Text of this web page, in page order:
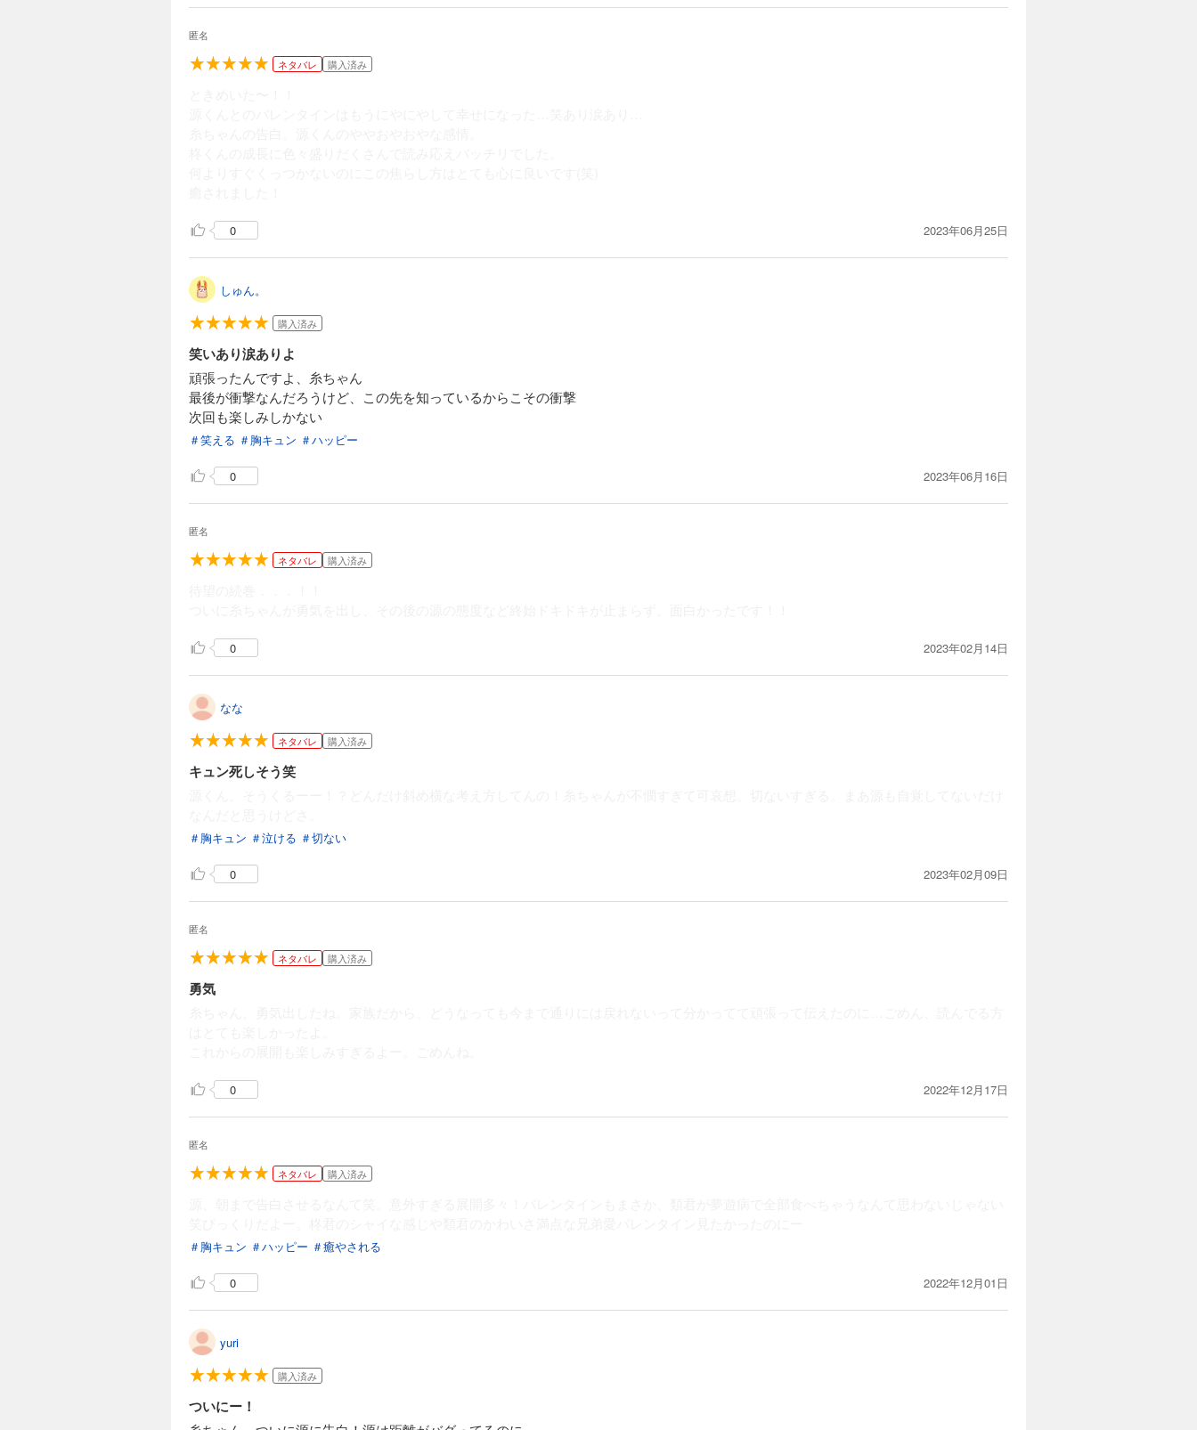
匿名
ネタバレ 購入済み
0 2023年06月25日
しゅん。
購入済み
笑いあり涙ありよ
頑張ったんですよ、糸ちゃん
最後が衝撃なんだろうけど、この先を知っているからこその衝撃
次回も楽しみしかない
＃笑える ＃胸キュン ＃ハッピー
0 2023年06月16日
匿名
ネタバレ 購入済み
0 2023年02月14日
なな
ネタバレ 購入済み
キュン死しそう笑
＃胸キュン ＃泣ける ＃切ない
0 2023年02月09日
匿名
ネタバレ 購入済み
勇気
0 2022年12月17日
匿名
ネタバレ 購入済み
＃胸キュン ＃ハッピー ＃癒やされる
0 2022年12月01日
yuri
購入済み
ついにー！